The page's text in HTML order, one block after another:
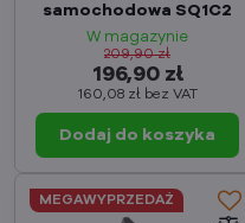
samochodowa SQ1C2
W magazynie
196,90 zł
160,08 zł bez VAT
209,90 zł
Dodaj do koszyka
MEGAWYPRZEDAŻ